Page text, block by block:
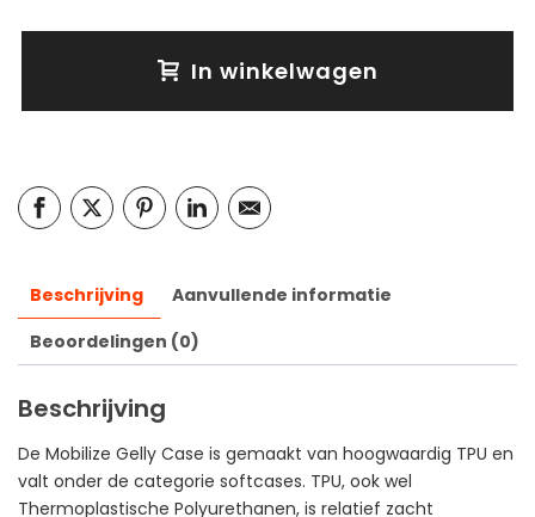
In winkelwagen
Beschrijving
Aanvullende informatie
Beoordelingen (0)
Beschrijving
De Mobilize Gelly Case is gemaakt van hoogwaardig TPU en
valt onder de categorie softcases. TPU, ook wel
Thermoplastische Polyurethanen, is relatief zacht